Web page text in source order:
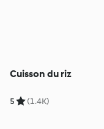
Cuisson du riz
5 (1.4K)